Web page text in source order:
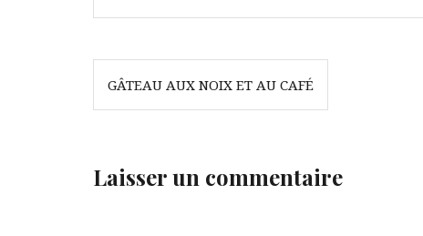
Navigation
deGÂTEAU AUX NOIX ET AU CAFÉ
Laisser un commentaire